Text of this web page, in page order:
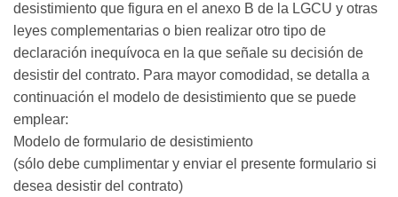
desistimiento que figura en el anexo B de la LGCU y otras
leyes complementarias o bien realizar otro tipo de
declaración inequívoca en la que señale su decisión de
desistir del contrato. Para mayor comodidad, se detalla a
continuación el modelo de desistimiento que se puede
emplear:
Modelo de formulario de desistimiento
(sólo debe cumplimentar y enviar el presente formulario si
desea desistir del contrato)